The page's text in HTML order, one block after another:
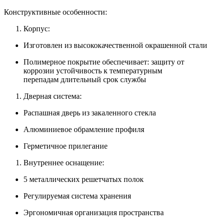
Конструктивные особенности:
Корпус:
Изготовлен из высококачественной окрашенной стали
Полимерное покрытие обеспечивает: защиту от
коррозии устойчивость к температурным
перепадам длительный срок службы
Дверная система:
Распашная дверь из закаленного стекла
Алюминиевое обрамление профиля
Герметичное прилегание
Внутреннее оснащение:
5 металлических решетчатых полок
Регулируемая система хранения
Эргономичная организация пространства